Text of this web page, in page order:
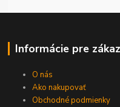
Informácie pre
O nás
Ako nakupovať
Obchodné podmienky